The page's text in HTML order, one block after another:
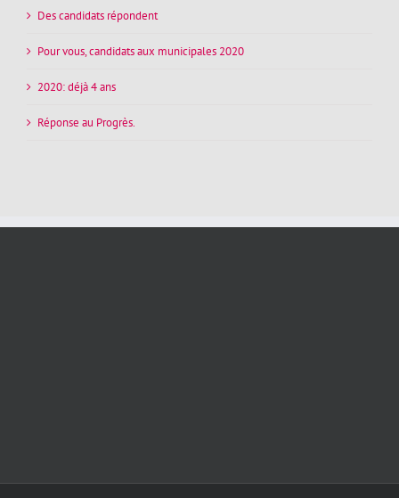
Des candidats répondent
Pour vous, candidats aux municipales 2020
2020: déjà 4 ans
Réponse au Progrès.